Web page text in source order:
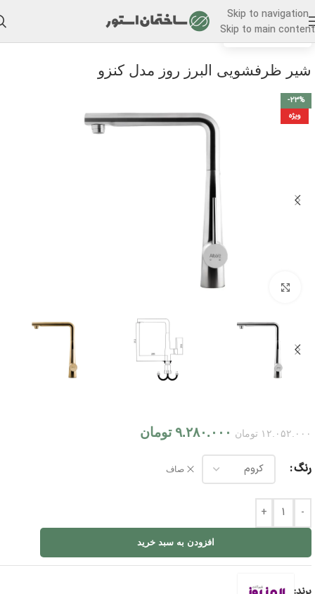
Skip to navigation
Skip to main content
خانه/شیر ظرفشویی
شیر ظرفشویی البرز روز مدل کنزو
-23%
ویژه
برای بزرگنمایی کلیک کنید
۱۲.۰۵۲.۰۰۰ تومان ۹.۲۸۰.۰۰۰ تومان
رنگ صاف
-
+
افزودن به سبد خرید